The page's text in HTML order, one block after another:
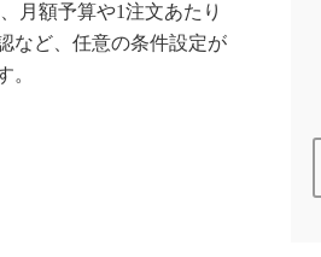
月額予算や1注文あたり
など、任意の条件設定が
。